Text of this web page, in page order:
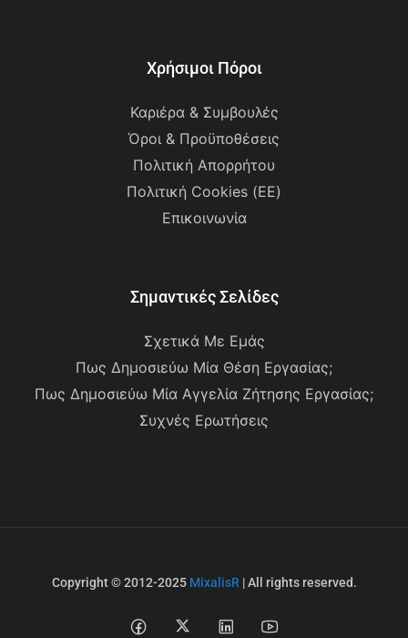
Χρήσιμοι Πόροι
Καριέρα & Συμβουλές
Όροι & Προϋποθέσεις
Πολιτική Απορρήτου
Πολιτική Cookies (ΕΕ)
Επικοινωνία
Σημαντικές Σελίδες
Σχετικά Με Εμάς
Πως Δημοσιεύω Μία Θέση Εργασίας;
Πως Δημοσιεύω Μία Αγγελία Ζήτησης Εργασίας;
Συχνές Ερωτήσεις
Copyright © 2012-2025 MixalisR | All rights reserved.